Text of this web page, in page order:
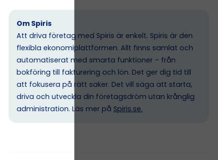
Om Spiris
Att driva företag med Spiris är enkelt. Spiris är den
flexibla ekonomiplattformen. Allt finns samlat och
automatiserat med smarta funktioner – från
bokföring till fakturering och lön. Det ger dig tid till
att fokusera på rätt saker. Det vill säga att starta,
driva och utveckla din företagsdröm utan krånglig
administration. Läs mer på Spiris.se.